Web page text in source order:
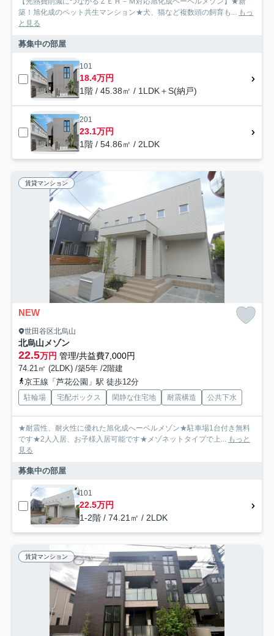
築！旭化成のペット共生マンション★犬、猫など複数頭の飼育も... もっ
と見る
募集中の部屋
101
18.4万円
1階 / 45.38㎡ / 1LDK＋S(納戸)
201
23.1万円
1階 / 54.86㎡ / 2LDK
賃貸マンション
NEW
世田谷区北烏山
北烏山メゾン
22.5万円 管理/共益費7,000円
74.21㎡ (2LDK) /築5年 /2階建
京王線「芦花公園」駅 徒歩12分
駐輪場 宅配ボックス 閑静な住宅地 耐震構造 公共下水
★耐震性、耐火性に優れた旭化成へーベルメゾン★駐車場1台付き無料
です★2人入居、お子様入居可能です★メゾネットタイプで上... もっと
見る
募集中の部屋
101
22.5万円
1-2階 / 74.21㎡ / 2LDK
賃貸マンション